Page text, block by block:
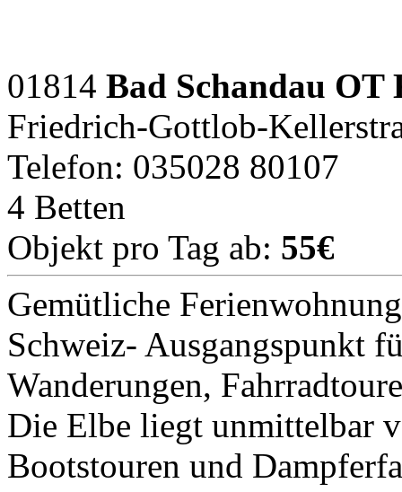
01814 Bad Schandau OT
Friedrich-Gottlob-
Telefon: 035028 80107
4 Betten
Objekt pro Tag ab: 55€
Gemütliche
Schweiz- Ausgangspunkt
Wanderungen,
Die Elbe liegt unmittelbar
Bootstouren und